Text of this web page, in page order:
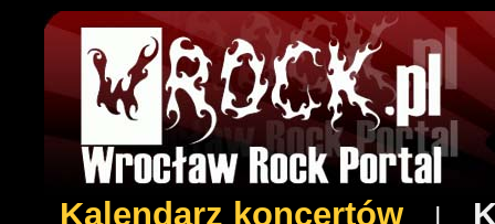
Kalendarz koncertów